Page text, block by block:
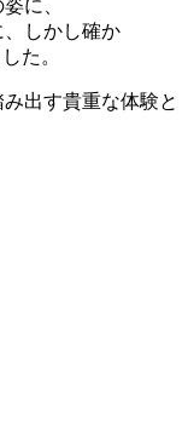
に、
しかし確か
た。
出す貴重な体験と